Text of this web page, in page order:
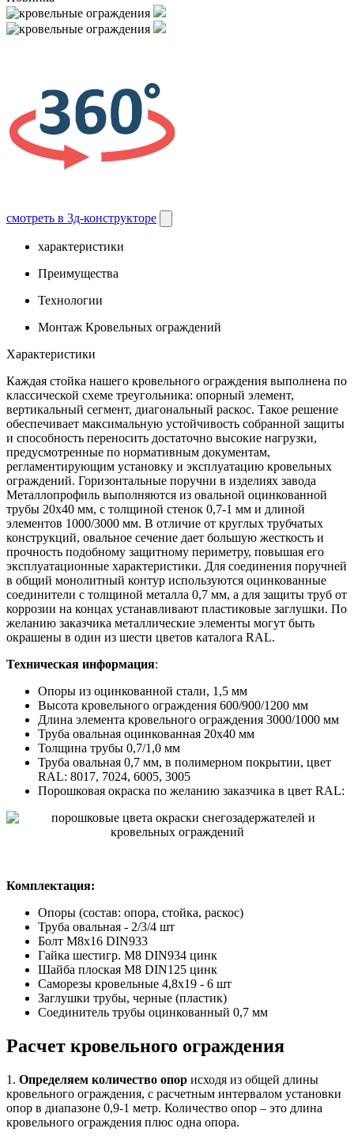
смотреть в 3д-конструкторе
характеристики
Преимущества
Технологии
Монтаж Кровельных ограждений
Характеристики
Каждая стойка нашего кровельного ограждения выполнена по
классической схеме треугольника: опорный элемент,
вертикальный сегмент, диагональный раскос. Такое решение
обеспечивает максимальную устойчивость собранной защиты
и способность переносить достаточно высокие нагрузки,
предусмотренные по нормативным документам,
регламентирующим установку и эксплуатацию кровельных
ограждений. Горизонтальные поручни в изделиях завода
Металлопрофиль выполняются из овальной оцинкованной
трубы 20x40 мм, с толщиной стенок 0,7-1 мм и длиной
элементов 1000/3000 мм. В отличие от круглых трубчатых
конструкций, овальное сечение дает большую жесткость и
прочность подобному защитному периметру, повышая его
эксплуатационные характеристики. Для соединения поручней
в общий монолитный контур используются оцинкованные
соединители с толщиной металла 0,7 мм, а для защиты труб от
коррозии на концах устанавливают пластиковые заглушки. По
желанию заказчика металлические элементы могут быть
окрашены в один из шести цветов каталога RAL.
Техническая информация:
Опоры из оцинкованной стали, 1,5 мм
Высота кровельного ограждения 600/900/1200 мм
Длина элемента кровельного ограждения 3000/1000 мм
Труба овальная оцинкованная 20х40 мм
Толщина трубы 0,7/1,0 мм
Труба овальная 0,7 мм, в полимерном покрытии, цвет
RAL: 8017, 7024, 6005, 3005
Порошковая окраска по желанию заказчика в цвет RAL:
Комплектация:
Опоры (состав: опора, стойка, раскос)
Труба овальная - 2/3/4 шт
Болт М8х16 DIN933
Гайка шестигр. М8 DIN934 цинк
Шайба плоская М8 DIN125 цинк
Саморезы кровельные 4,8х19 - 6 шт
Заглушки трубы, черные (пластик)
Соединитель трубы оцинкованный 0,7 мм
Расчет кровельного ограждения
1. Определяем количество опор исходя из общей длины
кровельного ограждения, с расчетным интервалом установки
опор в диапазоне 0,9-1 метр. Количество опор – это длина
кровельного ограждения плюс одна опора.